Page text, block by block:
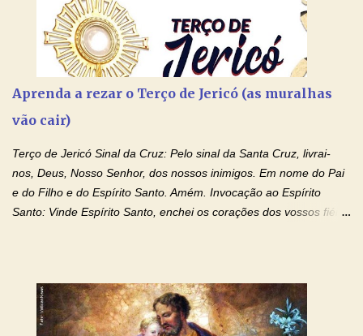
Aprenda a rezar o Terço de Jericó (as muralhas
vão cair)
Terço de Jericó Sinal da Cruz: Pelo sinal da Santa Cruz, livrai-
nos, Deus, Nosso Senhor, dos nossos inimigos. Em nome do Pai
e do Filho e do Espírito Santo. Amém. Invocação ao Espírito
Santo: Vinde Espírito Santo, enchei os corações dos vossos fiéis
Santo, fazei que apreciemos retamente todas as coisas segundo
o mesmo Espírito e gozemos sempre da sua consolação. Por
Cristo, Senhor Nosso. Amém. Creio: Creio em Deus Pai Todo-